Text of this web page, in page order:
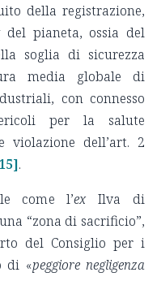
della registrazione,
del pianeta, ossia del
soglia di sicurezza
media globale di
con connesso
per la salute
violazione dell’art. 2
.
come l’exIlva di
“zona di sacrificio”,
del Consiglio per i
di «peggiore negligenza